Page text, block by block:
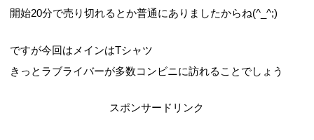
開始20分で売り切れるとか普通にありましたからね(^_^;)
ですが今回はメインはTシャツ
きっとラブライバーが多数コンビニに訪れることでしょう
スポンサードリンク